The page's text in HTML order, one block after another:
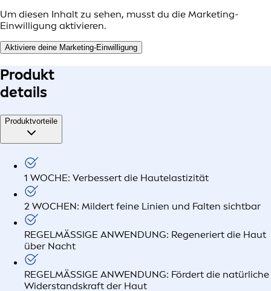
Um diesen Inhalt zu sehen, musst du die Marketing-
Einwilligung aktivieren.
Aktiviere deine Marketing-Einwilligung
Produkt
details
Produktvorteile
1 WOCHE: Verbessert die Hautelastizität
2 WOCHEN: Mildert feine Linien und Falten sichtbar
REGELMÄSSIGE ANWENDUNG: Regeneriert die Haut
über Nacht
REGELMÄSSIGE ANWENDUNG: Fördert die natürliche
Widerstandskraft der Haut